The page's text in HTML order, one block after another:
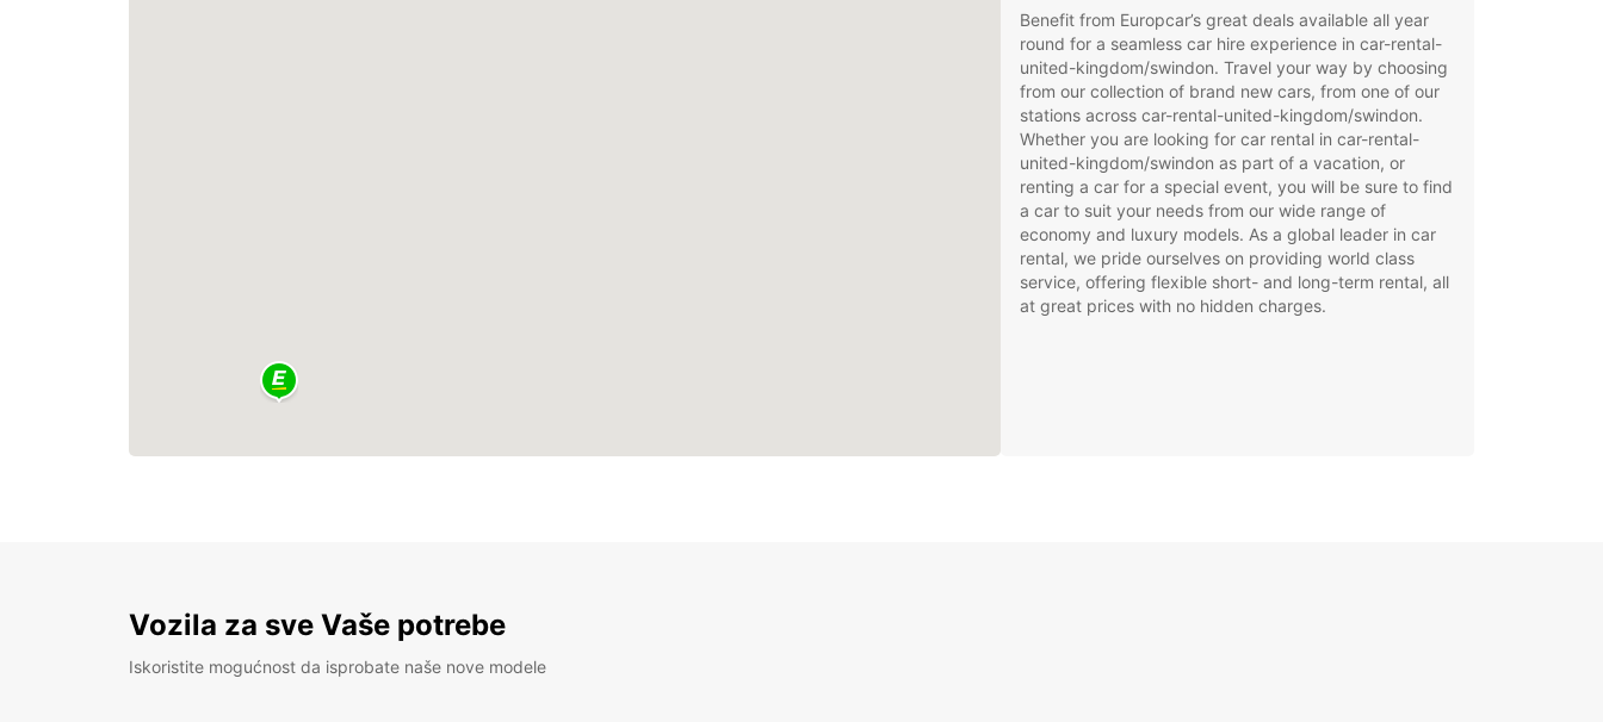
Benefit from Europcar’s great deals available all year
round for a seamless car hire experience in car-rental-
united-kingdom/swindon. Travel your way by choosing
from our collection of brand new cars, from one of our
stations across car-rental-united-kingdom/swindon.
Whether you are looking for car rental in car-rental-
united-kingdom/swindon as part of a vacation, or
renting a car for a special event, you will be sure to find
a car to suit your needs from our wide range of
economy and luxury models. As a global leader in car
rental, we pride ourselves on providing world class
service, offering flexible short- and long-term rental, all
at great prices with no hidden charges.
Vozila za sve Vaše potrebe
Iskoristite mogućnost da isprobate naše nove modele